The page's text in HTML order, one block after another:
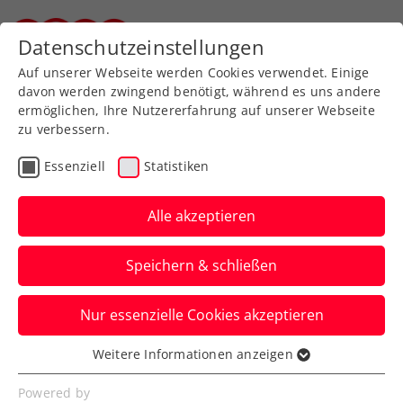
Zurück zur Newsübersicht
Turniere
Generali Open Kitzbühel:
Sportstars geben sich die
Klinke in die Hand
Von Radstar Felix Gall über die
Wintersportler:innen: Das ATP-Turnier
stößt allseits auf Begeisterung.
Verfasst von: Presseaussendung / Redaktion, 02.08.2023
Datenschutzeinstellungen
Auf unserer Webseite werden Cookies verwendet. Einige
davon werden zwingend benötigt, während es uns andere
ermöglichen, Ihre Nutzererfahrung auf unserer Webseite
zu verbessern.
Essenziell Statistiken
Alle akzeptieren
Speichern & schließen
Nur essenzielle Cookies akzeptieren
Essenziell
Essenzielle Cookies werden für grundlegende
Weitere Informationen anzeigen
Powered by